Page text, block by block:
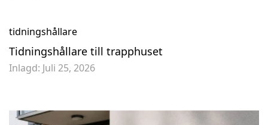
tidningshållare
Tidningshållare till trapphuset
Inlagd: Juli 25, 2026